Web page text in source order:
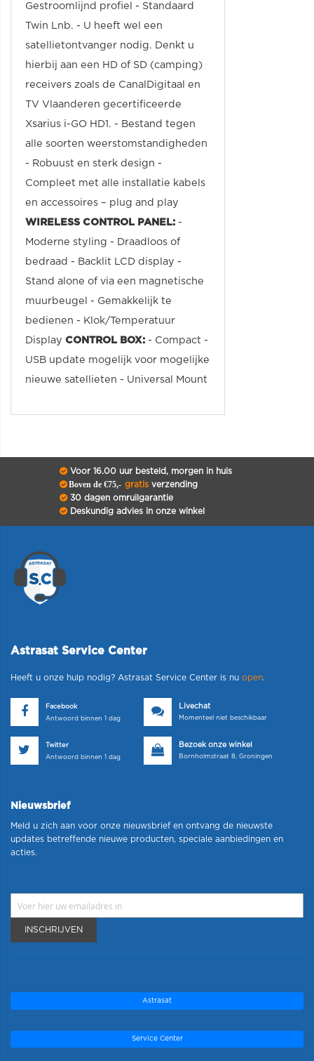
Gestroomlijnd profiel - Standaard
Twin Lnb. - U heeft wel een
satellietontvanger nodig. Denkt u
hierbij aan een HD of SD (camping)
receivers zoals de CanalDigitaal en
TV Vlaanderen gecertificeerde
Xsarius i-GO HD1. - Bestand tegen
alle soorten weerstomstandigheden
- Robuust en sterk design -
Compleet met alle installatie kabels
en accessoires – plug and play
WIRELESS CONTROL PANEL: -
Moderne styling - Draadloos of
bedraad - Backlit LCD display -
Stand alone of via een magnetische
muurbeugel - Gemakkelijk te
bedienen - Klok/Temperatuur
Display CONTROL BOX: - Compact -
USB update mogelijk voor mogelijke
nieuwe satellieten - Universal Mount
Voor 16.00 uur besteld, morgen in huis
Boven de €75,- gratisverzending
30 dagen omruilgarantie
Deskundig advies in onze winkel
Astrasat Service Center
Heeft u onze hulp nodig? Astrasat Service Center is nu open.
Facebook
Antwoord binnen 1 dag
Livechat
Momenteel niet beschikbaar
Twitter
Antwoord binnen 1 dag
Bezoek onze winkel
Bornholmstraat 8, Groningen
Nieuwsbrief
Meld u zich aan voor onze nieuwsbrief en ontvang de nieuwste
updates betreffende nieuwe producten, speciale aanbiedingen en
acties.
INSCHRIJVEN
Astrasat
Service Center